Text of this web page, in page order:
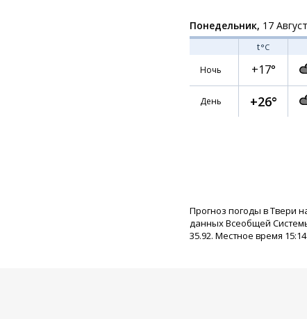
Понедельник, 17
t°C
Ночь
+17°
День +26°
Прогноз погоды в Твери
данных Всеобщей
35.92. Местное время 15:14